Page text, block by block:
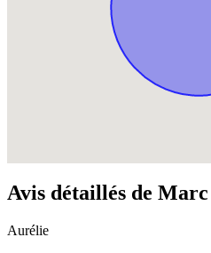
Avis détaillés de
Aurélie